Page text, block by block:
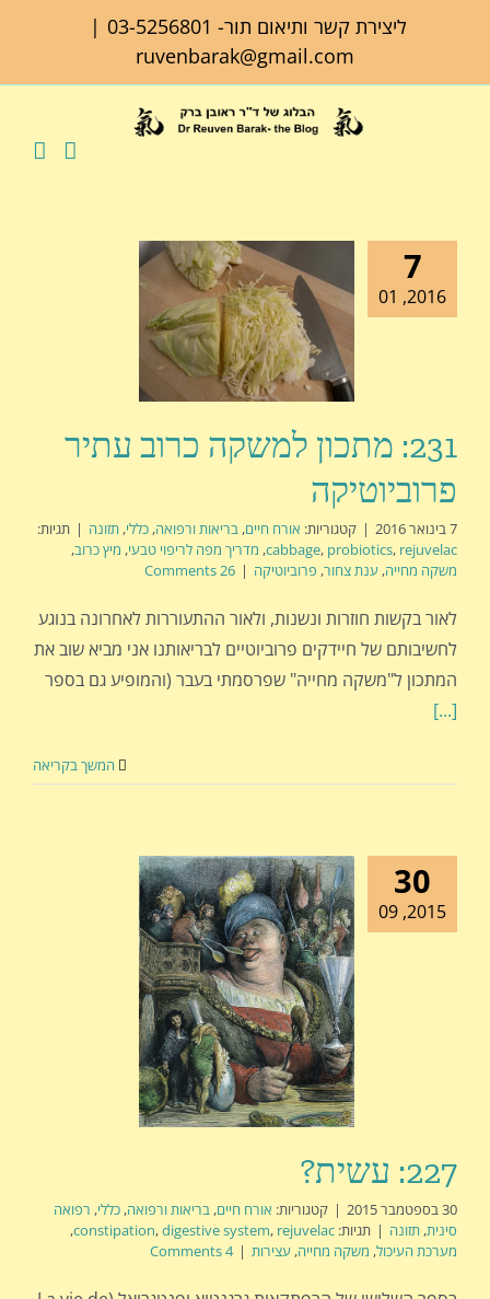
ליצירת קשר ותיאום תור- 03-5256801
|
ruvenbarak@gmail.com
7
2016, 01
231: מתכון למשקה כרוב עתיר
פרוביוטיקה
7 בינואר 2016 | קטגוריות: אורח חיים, בריאות ורפואה, כללי, תזונה | תגיות:
cabbage, probiotics, rejuvelac
, מדריך מפה לריפוי טבעי, מיץ כרוב,
משקה מחייה, ענת צחור, פרוביוטיקה |
26 Comments
לאור בקשות חוזרות ונשנות, ולאור ההתעוררות לאחרונה בנוגע
לחשיבותם של חיידקים פרוביוטיים לבריאותנו אני מביא שוב את
המתכון ל"משקה מחייה" שפרסמתי בעבר (והמופיע גם בספר
[...]
המשך בקריאה
30
2015, 09
227: עשית?
30 בספטמבר 2015 | קטגוריות: אורח חיים, בריאות ורפואה, כללי, רפואה
סינית, תזונה | תגיות: constipation,digestive system, rejuvelac
,
מערכת העיכול, משקה מחייה, עצירות |
4 Comments